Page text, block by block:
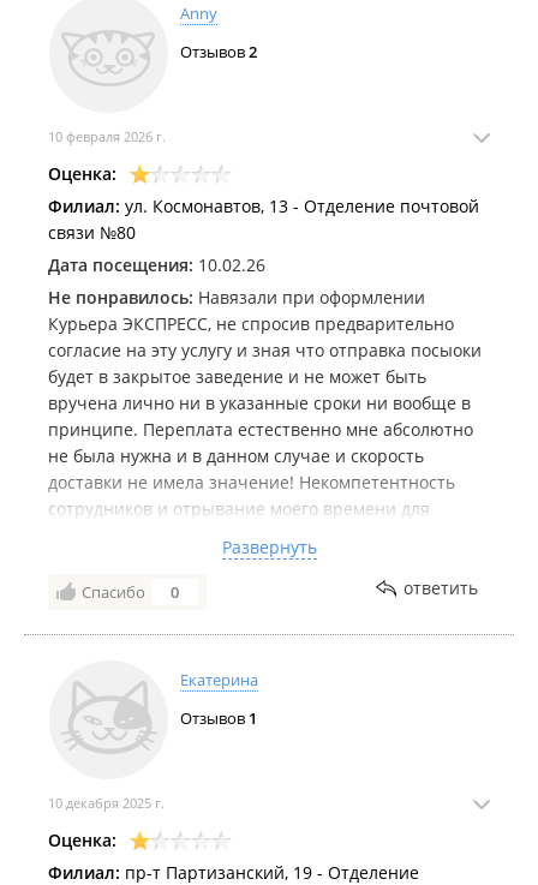
Anny
Отзывов2
10 февраля 2026 г.
Оценка:
Филиал: ул. Космонавтов, 13 - Отделение почтовой
связи №80
Дата посещения: 10.02.26
Не понравилось: Навязали при оформлении
Курьера ЭКСПРЕСС, не спросив предварительно
согласие на эту услугу и зная что отправка посыоки
будет в закрытое заведение и не может быть
вручена лично ни в указанные сроки ни вообще в
принципе. Переплата естественно мне абсолютно
не была нужна и в данном случае и скорость
доставки не имела значение! Некомпетентность
сотрудников и отрывание моего времени для
переплаты и заведомо сокрытие информации.
Хочется сказать мошенники, почти... Будьте
Развернуть
Спасибо 0 ответить
Екатерина
Отзывов 1
10 декабря 2025 г.
Оценка:
Филиал: пр-т Партизанский, 19 - Отделение